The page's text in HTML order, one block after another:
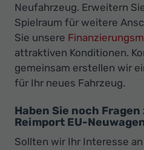
Neufahrzeug. Erweitern
Spielraum für weitere
Sie unsere
attraktiven Konditionen.
gemeinsam erstellen wir
für Ihr neues Fahrzeug.
Haben Sie noch
Reimport EU-
Sollten wir Ihr Interesse